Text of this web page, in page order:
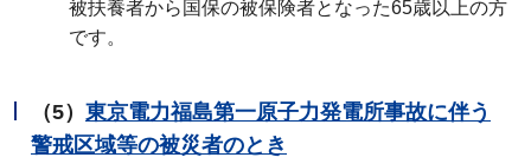
被扶養者から国保の被保険者となった65歳以上の方
です。
（5） 東京電力福島第一原子力発電所事故に伴う
警戒区域等の被災者のとき